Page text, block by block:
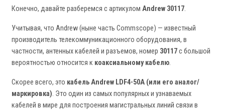
Конечно, давайте разберемся с артикулом Andrew 30117.
Учитывая, что Andrew (ныне часть Commscope) — известный
производитель телекоммуникационного оборудования, в
частности, антенных кабелей и разъемов, номер 30117с большой
вероятностью относится к коаксиальному кабелю.
Скорее всего, это кабель Andrew LDF4-50A (или его аналог/
маркировка). Это один из самых популярных и узнаваемых
кабелей в мире для построения магистральных линий связи в